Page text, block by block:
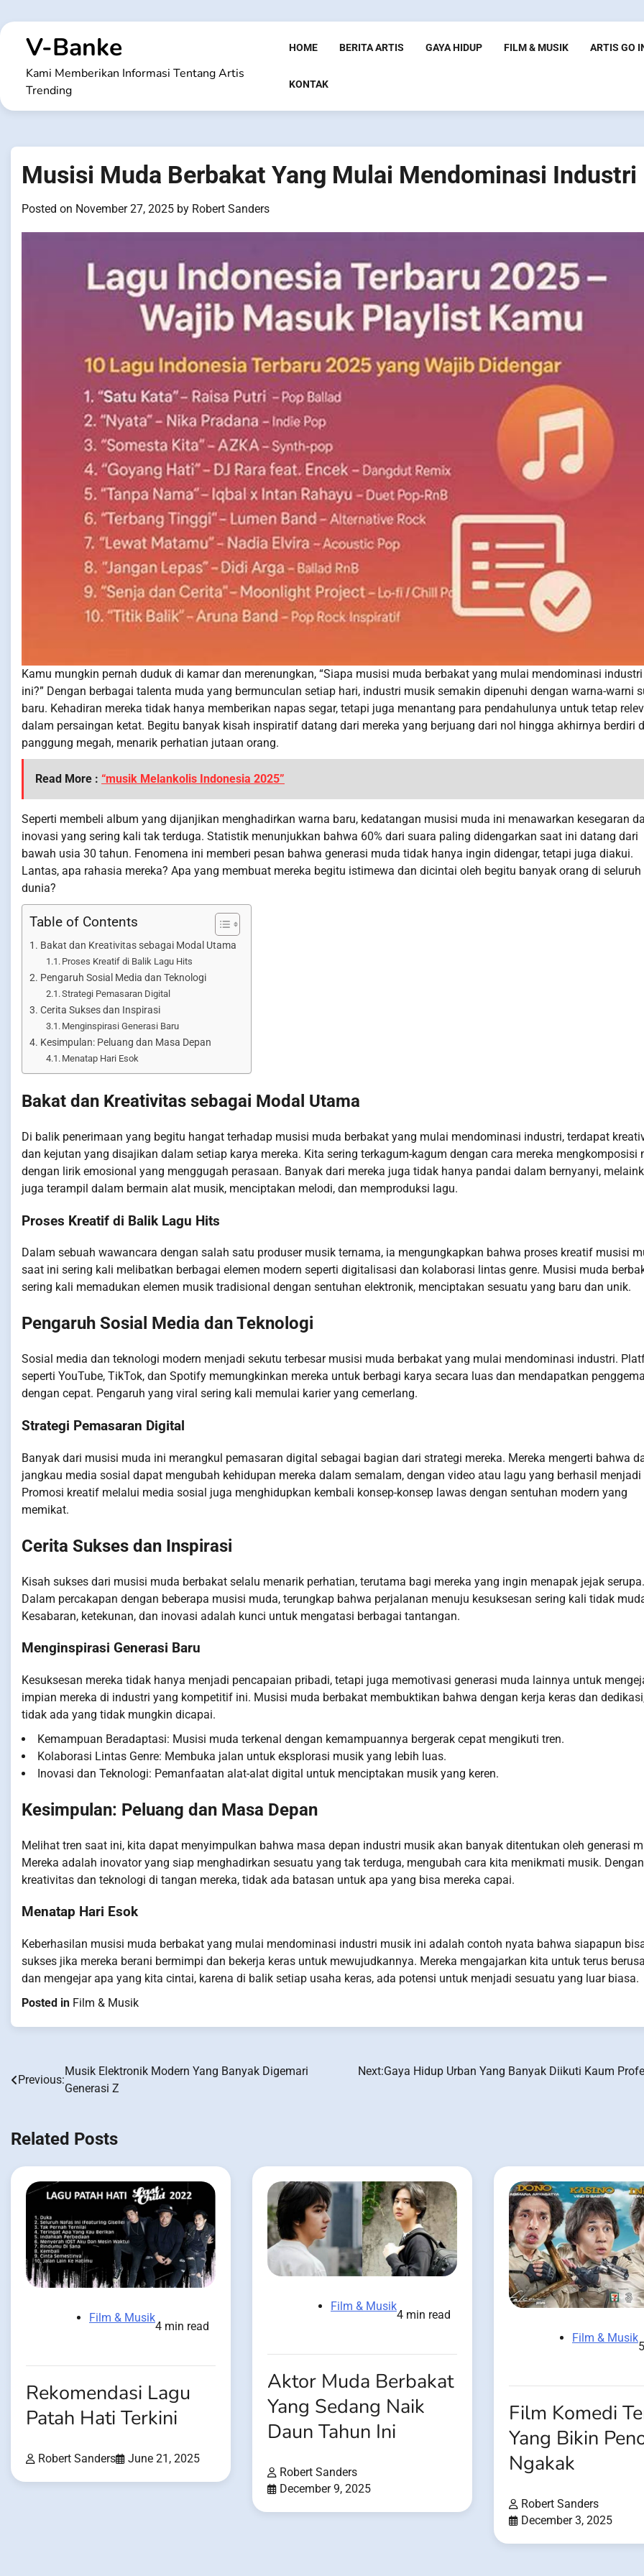
to
contentV-Banke
Kami Memberikan Informasi Tentang Artis
Trending
HOME BERITA ARTIS GAYA HIDUP FILM & MUSIK ARTIS GO
KONTAK
Musisi Muda Berbakat Yang Mulai Mendominasi Industri
Posted on November 27, 2025 by Robert Sanders
Kamu mungkin pernah duduk di kamar dan merenungkan, “Siapa musisi muda berbakat yang mulai mendominasi
ini?” Dengan berbagai talenta muda yang bermunculan setiap hari, industri musik semakin dipenuhi dengan warna-warni
baru. Kehadiran mereka tidak hanya memberikan napas segar, tetapi juga menantang para pendahulunya untuk tetap
dalam persaingan ketat. Begitu banyak kisah inspiratif datang dari mereka yang berjuang dari nol hingga akhirnya berdiri
panggung megah, menarik perhatian jutaan orang.
Read More : “musik Melankolis Indonesia 2025”
Seperti membeli album yang dijanjikan menghadirkan warna baru, kedatangan musisi muda ini menawarkan kesegaran
inovasi yang sering kali tak terduga. Statistik menunjukkan bahwa 60% dari suara paling didengarkan saat ini datang dari
bawah usia 30 tahun. Fenomena ini memberi pesan bahwa generasi muda tidak hanya ingin didengar, tetapi juga diakui.
Lantas, apa rahasia mereka? Apa yang membuat mereka begitu istimewa dan dicintai oleh begitu banyak orang di seluruh
dunia?
Table of Contents
Bakat dan Kreativitas sebagai Modal Utama
Proses Kreatif di Balik Lagu Hits
Pengaruh Sosial Media dan Teknologi
Strategi Pemasaran Digital
Cerita Sukses dan Inspirasi
Menginspirasi Generasi Baru
Kesimpulan: Peluang dan Masa Depan
Menatap Hari Esok
Bakat dan Kreativitas sebagai Modal Utama
Di balik penerimaan yang begitu hangat terhadap musisi muda berbakat yang mulai mendominasi industri, terdapat
dan kejutan yang disajikan dalam setiap karya mereka. Kita sering terkagum-kagum dengan cara mereka mengkomposisi
dengan lirik emosional yang menggugah perasaan. Banyak dari mereka juga tidak hanya pandai dalam bernyanyi,
juga terampil dalam bermain alat musik, menciptakan melodi, dan memproduksi lagu.
Proses Kreatif di Balik Lagu Hits
Dalam sebuah wawancara dengan salah satu produser musik ternama, ia mengungkapkan bahwa proses kreatif musisi
saat ini sering kali melibatkan berbagai elemen modern seperti digitalisasi dan kolaborasi lintas genre. Musisi muda
sering kali memadukan elemen musik tradisional dengan sentuhan elektronik, menciptakan sesuatu yang baru dan unik.
Pengaruh Sosial Media dan Teknologi
Sosial media dan teknologi modern menjadi sekutu terbesar musisi muda berbakat yang mulai mendominasi industri.
seperti YouTube, TikTok, dan Spotify memungkinkan mereka untuk berbagi karya secara luas dan mendapatkan
dengan cepat. Pengaruh yang viral sering kali memulai karier yang cemerlang.
Strategi Pemasaran Digital
Banyak dari musisi muda ini merangkul pemasaran digital sebagai bagian dari strategi mereka. Mereka mengerti bahwa
jangkau media sosial dapat mengubah kehidupan mereka dalam semalam, dengan video atau lagu yang berhasil menjadi
Promosi kreatif melalui media sosial juga menghidupkan kembali konsep-konsep lawas dengan sentuhan modern yang
memikat.
Cerita Sukses dan Inspirasi
Kisah sukses dari musisi muda berbakat selalu menarik perhatian, terutama bagi mereka yang ingin menapak jejak serupa.
Dalam percakapan dengan beberapa musisi muda, terungkap bahwa perjalanan menuju kesuksesan sering kali tidak
Kesabaran, ketekunan, dan inovasi adalah kunci untuk mengatasi berbagai tantangan.
Menginspirasi Generasi Baru
Kesuksesan mereka tidak hanya menjadi pencapaian pribadi, tetapi juga memotivasi generasi muda lainnya untuk
impian mereka di industri yang kompetitif ini. Musisi muda berbakat membuktikan bahwa dengan kerja keras dan
tidak ada yang tidak mungkin dicapai.
Kemampuan Beradaptasi: Musisi muda terkenal dengan kemampuannya bergerak cepat mengikuti tren.
Kolaborasi Lintas Genre: Membuka jalan untuk eksplorasi musik yang lebih luas.
Inovasi dan Teknologi: Pemanfaatan alat-alat digital untuk menciptakan musik yang keren.
Kesimpulan: Peluang dan Masa Depan
Melihat tren saat ini, kita dapat menyimpulkan bahwa masa depan industri musik akan banyak ditentukan oleh generasi
Mereka adalah inovator yang siap menghadirkan sesuatu yang tak terduga, mengubah cara kita menikmati musik. Dengan
kreativitas dan teknologi di tangan mereka, tidak ada batasan untuk apa yang bisa mereka capai.
Menatap Hari Esok
Keberhasilan musisi muda berbakat yang mulai mendominasi industri musik ini adalah contoh nyata bahwa siapapun
sukses jika mereka berani bermimpi dan bekerja keras untuk mewujudkannya. Mereka mengajarkan kita untuk terus
dan mengejar apa yang kita cintai, karena di balik setiap usaha keras, ada potensi untuk menjadi sesuatu yang luar biasa.
Posted in Film & Musik
Post
Previous:
Musik Elektronik Modern Yang Banyak Digemari
Generasi Z
Next:Gaya Hidup Urban Yang Banyak Diikuti Kaum
Related Posts
Film & Musik
4 min read
Rekomendasi Lagu
Patah Hati Terkini
Robert Sanders June 21, 2025
Film & Musik
4 min read
Aktor Muda Berbakat
Yang Sedang Naik
Daun Tahun Ini
Robert Sanders
December 9, 2025
Film & Musik
Film Komedi
Yang Bikin
Ngakak
Robert Sanders
December 3, 2025